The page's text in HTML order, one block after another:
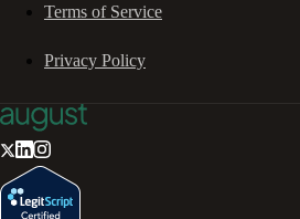
Terms of Service
Privacy Policy